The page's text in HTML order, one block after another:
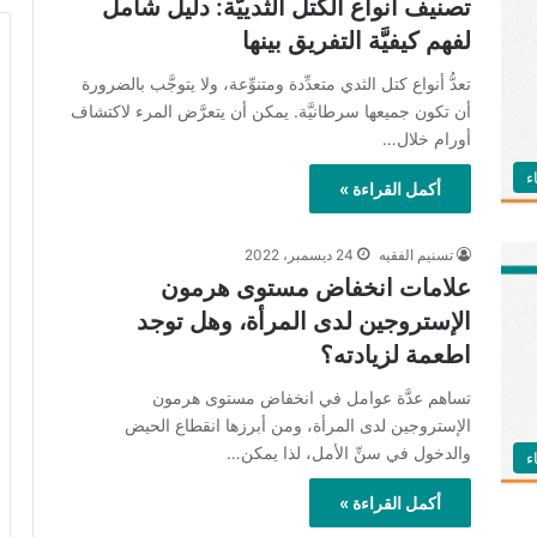
تصنيف أنواع الكتل الثدييَّة: دليل شامل
لفهم كيفيَّة التفريق بينها
تعدُّ أنواع كتل الثدي متعدِّدة ومتنوِّعة، ولا يتوجَّب بالضرورة
أن تكون جميعها سرطانيَّة. يمكن أن يتعرَّض المرء لاكتشاف
أورام خلال…
أكمل القراءة »
تسنيم الفقيه 24 ديسمبر، 2022
علامات انخفاض مستوى هرمون
الإستروجين لدى المرأة، وهل توجد
اطعمة لزيادته؟
تساهم عدَّة عوامل في انخفاض مستوى هرمون
الإستروجين لدى المرأة، ومن أبرزها انقطاع الحيض
والدخول في سنِّ الأمل، لذا يمكن…
أكمل القراءة »